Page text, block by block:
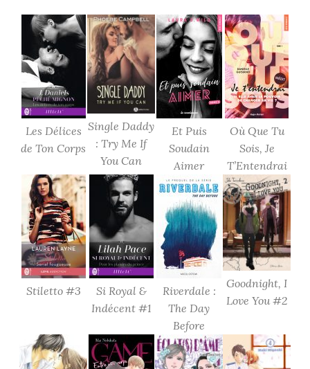
Les Délices
de Ton Corps
Single Daddy
: Try Me If
You Can
Et Puis
Soudain
Aimer
Où Que Tu
Sois, Je
T’Entendrai
Stiletto #3
Si Royal &
Indécent #1
Riverdale :
The Day
Before
Goodnight, I
Love You #2